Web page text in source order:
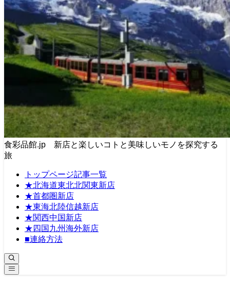
食彩品館.jp 新店と楽しいコトと美味しいモノを探究する
旅
トップページ記事一覧
★北海道東北北関東新店
★首都圏新店
★東海北陸信越新店
★関西中国新店
★四国九州海外新店
■連絡方法